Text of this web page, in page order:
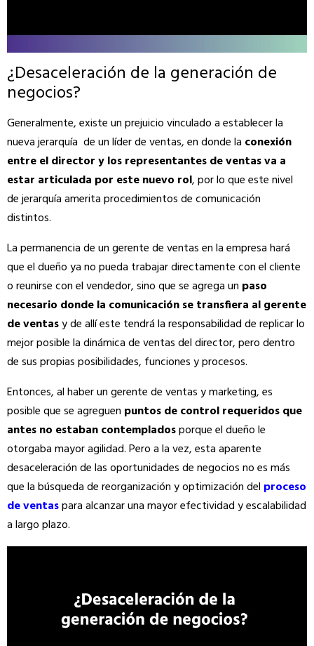
¿Desaceleración de la generación de
negocios?
Generalmente, existe un prejuicio vinculado a establecer la
nueva jerarquía de un líder de ventas, en donde la conexión
entre el director y los representantes de ventas va a
estar articulada por este nuevo rol, por lo que este nivel
de jerarquía amerita procedimientos de comunicación
distintos.
La permanencia de un gerente de ventas en la empresa hará
que el dueño ya no pueda trabajar directamente con el cliente
o reunirse con el vendedor, sino que se agrega un paso
necesario donde la comunicación se transfiera al gerente
de ventasy de allí este tendrá la responsabilidad de replicar lo
mejor posible la dinámica de ventas del director, pero dentro
de sus propias posibilidades, funciones y procesos.
Entonces, al haber un gerente de ventas y marketing, es
posible que se agreguen puntos de control requeridos que
antes no estaban contempladosporque el dueño le
otorgaba mayor agilidad. Pero a la vez, esta aparente
desaceleración de las oportunidades de negocios no es más
que la búsqueda de reorganización y optimización del proceso
de ventaspara alcanzar una mayor efectividad y escalabilidad
a largo plazo.